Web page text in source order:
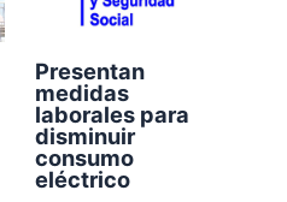
Presentan
medidas
laborales para
disminuir
consumo
eléctrico